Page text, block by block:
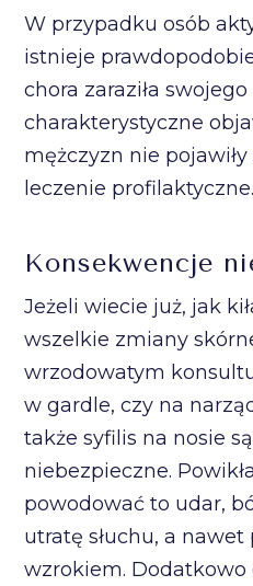
W przypadku osób
istnieje
chora zaraziła
charakterystyczne
mężczyzn nie
leczenie profilaktyczne.
Konsekwencje
Jeżeli wiecie już, jak
wszelkie zmiany
wrzodowatym
w gardle, czy na
także syfilis na nosie
niebezpieczne.
powodować to udar,
utratę słuchu, a
wzrokiem. Dodatkowo